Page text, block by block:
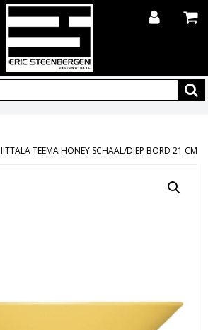
IITTALA TEEMA HONEY SCHAAL/DIEP BORD 21 CM